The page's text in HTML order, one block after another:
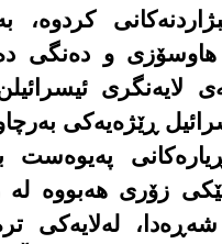
کردوە،
هاوسۆزی و دەنگی
لایەنگری
ڕێژەیەکی
زۆری هەبووە لە
لەلایەکی